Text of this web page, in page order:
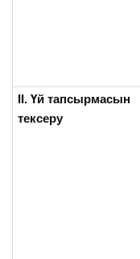
ІІ. Үй тапсырмасын
тексеру